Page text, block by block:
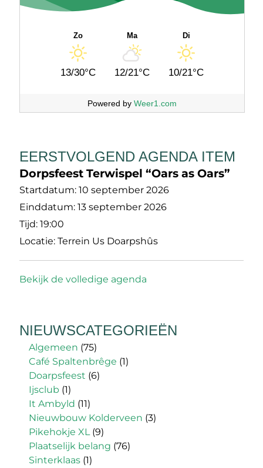
Zo
13/30°C
Ma
12/21°C
Di
10/21°C
Powered by Weer1.com
EERSTVOLGEND AGENDA ITEM
Dorpsfeest Terwispel “Oars as Oars”
Startdatum: 10 september 2026
Einddatum: 13 september 2026
Tijd: 19:00
Locatie: Terrein Us Doarpshûs
Bekijk de volledige agenda
NIEUWSCATEGORIEËN
Algemeen (75)
Café Spaltenbrêge (1)
Doarpsfeest (6)
Ijsclub (1)
It Ambyld (11)
Nieuwbouw Kolderveen (3)
Pikehokje XL(9)
Plaatselijk belang (76)
Sinterklaas (1)